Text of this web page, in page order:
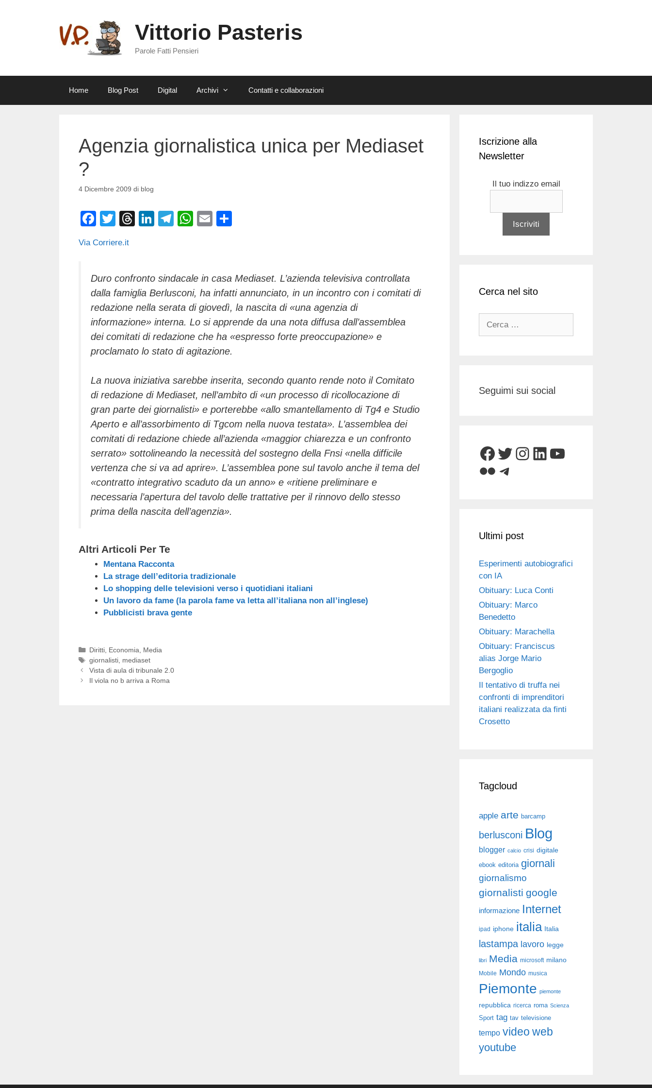
Vittorio Pasteris
Parole Fatti Pensieri
Home Blog Post Digital Archivi Contatti e collaborazioni
Agenzia giornalistica unica per Mediaset
?
4 Dicembre 2009 di blog
F
c
b
o
o
k
T
tt
T
d
s
Li
dI
n
T
a
m
W
A
p
p
E
vi
di
Via Corriere.it
Duro confronto sindacale in casa Mediaset. L’azienda televisiva controllata
dalla famiglia Berlusconi, ha infatti annunciato, in un incontro con i comitati di
redazione nella serata di giovedì, la nascita di «una agenzia di
informazione» interna. Lo si apprende da una nota diffusa dall’assemblea
dei comitati di redazione che ha «espresso forte preoccupazione» e
proclamato lo stato di agitazione.
La nuova iniziativa sarebbe inserita, secondo quanto rende noto il Comitato
di redazione di Mediaset, nell’ambito di «un processo di ricollocazione di
gran parte dei giornalisti» e porterebbe «allo smantellamento di Tg4 e Studio
Aperto e all’assorbimento di Tgcom nella nuova testata». L’assemblea dei
comitati di redazione chiede all’azienda «maggior chiarezza e un confronto
serrato» sottolineando la necessità del sostegno della Fnsi «nella difficile
vertenza che si va ad aprire». L’assemblea pone sul tavolo anche il tema del
«contratto integrativo scaduto da un anno» e «ritiene preliminare e
necessaria l’apertura del tavolo delle trattative per il rinnovo dello stesso
prima della nascita dell’agenzia».
Altri Articoli Per Te
Mentana Racconta
La strage dell’editoria tradizionale
Lo shopping delle televisioni verso i quotidiani italiani
Un lavoro da fame (la parola fame va letta all’italiana non all’inglese)
Pubblicisti brava gente
Categorie
Diritti, Economia, Media
Tag
giornalisti, mediaset
Vista di aula di tribunale 2.0
Il viola no b arriva a Roma
Iscrizione alla
Newsletter
Il tuo indizzo email
Cerca nel sito
Seguimi sui social
Facebook
Twitter
Instagram
LinkedIn
YouTube
FlickrTelegram
Ultimi post
Esperimenti autobiografici
con IA
Obituary: Luca Conti
Obituary: Marco
Benedetto
Obituary: Marachella
Obituary: Franciscus
alias Jorge Mario
Bergoglio
Il tentativo di truffa nei
confronti di imprenditori
italiani realizzata da finti
Crosetto
Tagcloud
apple arte barcamp
berlusconi Blog
blogger calcio crisi digitale
ebook editoria giornali
giornalismo
giornalisti google
informazione Internet
ipad iphone italia Italia
lastampa lavoro legge
libri Media microsoft milano
Mobile Mondo musica
Piemonte piemonte
repubblica ricerca roma Scienza
Sport tag tav televisione
tempo video web
youtube